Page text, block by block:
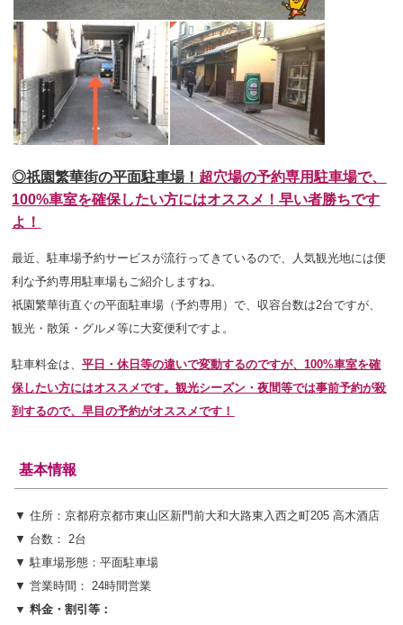
◎祇園繁華街の平面駐車場！ 超穴場の予約専用駐車場で、
100%車室を確保したい方にはオススメ！早い者勝ちです
よ！
最近、駐車場予約サービスが流行ってきているので、人気観光地には便
利な予約専用駐車場もご紹介しますね。
祇園繁華街直ぐの平面駐車場（予約専用）で、収容台数は2台ですが、
観光・散策・グルメ等に大変便利ですよ。
駐車料金は、平日・休日等の違いで変動するのですが、100%車室を確
保したい方にはオススメです。観光シーズン・夜間等では事前予約が殺
到するので、早目の予約がオススメです！
基本情報
▼ 住所：京都府京都市東山区新門前大和大路東入西之町205 高木酒店
▼ 台数： 2台
▼ 駐車場形態：平面駐車場
▼ 営業時間： 24時間営業
▼ 料金・割引等：